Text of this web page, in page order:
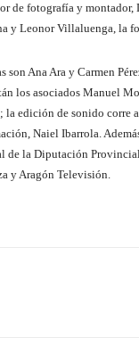
de fotografía y montador,
y Leonor Villaluenga, la
son Ana Ara y Carmen
los asociados Manuel
la edición de sonido corre
Naiel Ibarrola.
de la Diputación
y Aragón Televisión.